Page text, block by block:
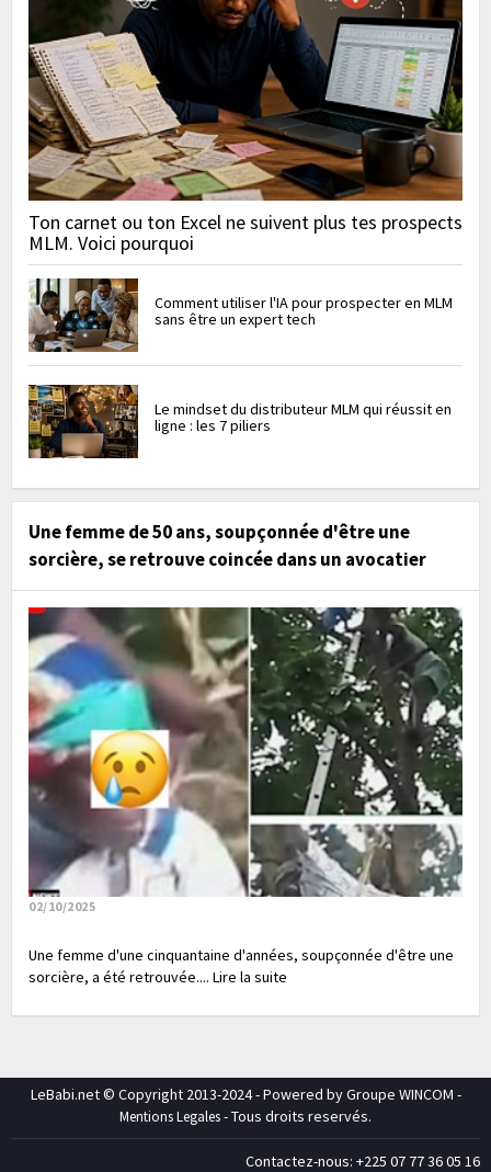
Ton carnet ou ton Excel ne suivent plus tes prospects
MLM. Voici pourquoi
Comment utiliser l'IA pour prospecter en MLM
sans être un expert tech
Le mindset du distributeur MLM qui réussit en
ligne : les 7 piliers
Une femme de 50 ans, soupçonnée d'être une
sorcière, se retrouve coincée dans un avocatier
02/10/2025
Une femme d'une cinquantaine d'années, soupçonnée d'être une
sorcière, a été retrouvée.... Lire la suite
LeBabi.net © Copyright 2013-2024 - Powered by Groupe WINCOM -
Mentions Legales- Tous droits reservés.
Contactez-nous: +225 07 77 36 05 16